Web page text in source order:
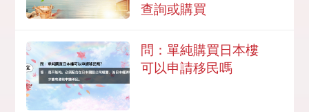
查詢或購買
問：單純購買日本樓
可以申請移民嗎